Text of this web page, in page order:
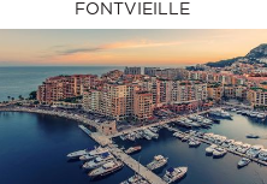
FONTVIEILLE